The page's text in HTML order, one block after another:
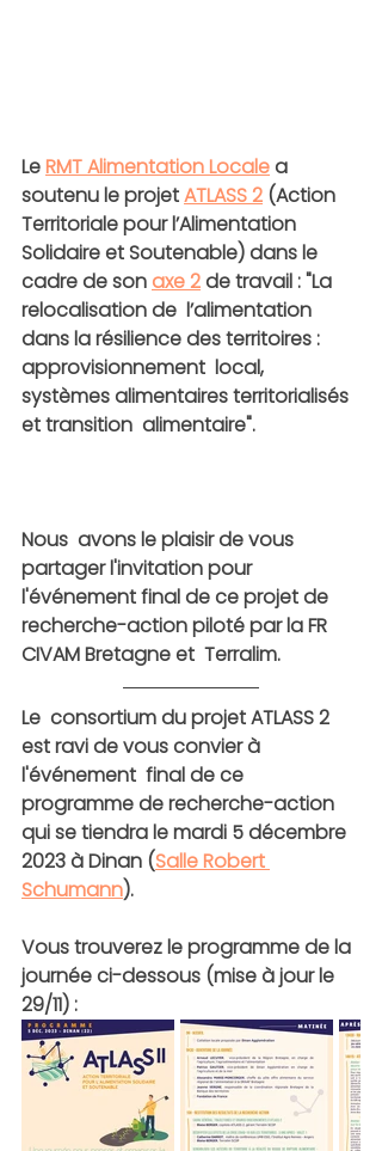
Le RMT Alimentation Locale a
soutenu le projet ATLASS 2 (Action
Territoriale pour l’Alimentation
Solidaire et Soutenable) dans le
cadre de son axe 2 de travail : "La
relocalisation de  l’alimentation
dans la résilience des territoires :
approvisionnement  local,
systèmes alimentaires territorialisés
et transition  alimentaire".
Nous  avons le plaisir de vous
partager l'invitation pour
l'événement final de ce projet de
recherche-action piloté par la FR
CIVAM Bretagne et  Terralim.
Le  consortium du projet ATLASS 2
est ravi de vous convier à
l'événement  final de ce
programme de recherche-action
qui se tiendra le mardi 5 décembre
2023 à Dinan (Salle Robert
Schumann).
Vous trouverez le programme de la
journée ci-dessous (mise à jour le
29/11) :